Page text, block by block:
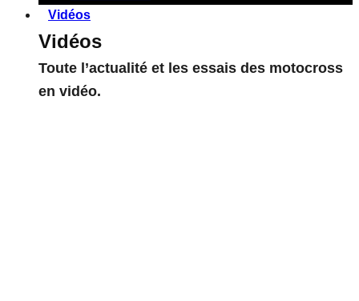
Vidéos
Vidéos
Toute l’actualité et les essais des motocross
en vidéo.